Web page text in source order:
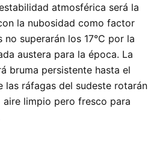
atmosférica será la
la nubosidad como factor
superarán los 17°C por la
austera para la época. La
bruma persistente hasta el
las ráfagas del sudeste rotarán
aire limpio pero fresco para